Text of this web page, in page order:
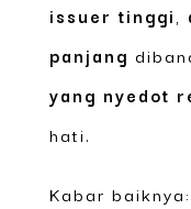
issuer tinggi
panjang
yang nyedot
hati.
Kabar